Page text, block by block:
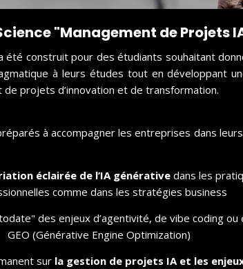
"Management de Projets
été construit pour des étudiants souhaitant
à leurs études tout en développant
de projets d’innovation et de transformation.
à accompagner les entreprises dans
éclairée de l’IA générativedans les
comme dans les stratégies business
des enjeux d’agentivité, de vibe coding ou
GEO (Générative Engine Optimization)
sur la gestion de projets IA et les